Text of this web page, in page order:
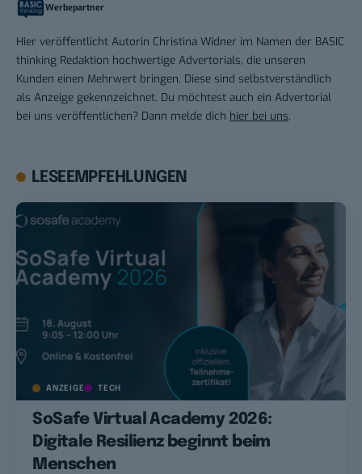
Werbepartner
Hier veröffentlicht Autorin Christina Widner im Namen der BASIC
thinking Redaktion hochwertige Advertorials, die unseren
Kunden einen Mehrwert bringen. Diese sind selbstverständlich
als Anzeige gekennzeichnet. Du möchtest auch ein Advertorial
bei uns veröffentlichen? Dann melde dich hier bei uns.
LESEEMPFEHLUNGEN
ANZEIGE TECH
SoSafe Virtual Academy 2026:
Digitale Resilienz beginnt beim
Menschen